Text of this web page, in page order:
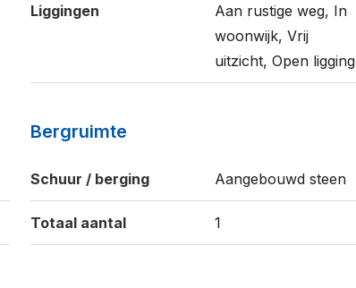
Liggingen
Aan rustige weg, In
woonwijk, Vrij
uitzicht, Open ligging
Bergruimte
Schuur / berging Aangebouwd steen
Totaal aantal 1